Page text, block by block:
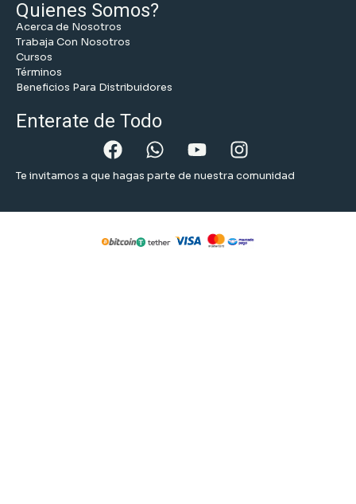
Quienes Somos?
Acerca de Nosotros
Trabaja Con Nosotros
Cursos
Términos
Beneficios Para Distribuidores
Enterate de Todo
Te invitamos a que hagas parte de nuestra comunidad